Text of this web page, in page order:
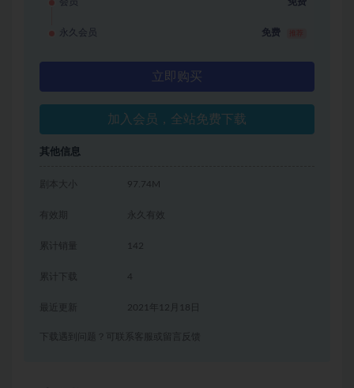
永久会员 免费
立即购买
加入会员，全站免费下载
其他信息
剧本大小 97.74M
有效期 永久有效
累计销量 142
累计下载 4
2021年12月18日
下载遇到问题？可联系客服或留言反馈